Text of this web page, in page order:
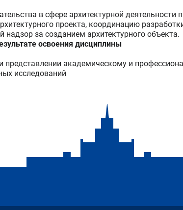
в сфере архитектурной
проекта, координацию
надзор за созданием архитектурного объекта.
освоения дисциплины
представлении академическому и
исследований